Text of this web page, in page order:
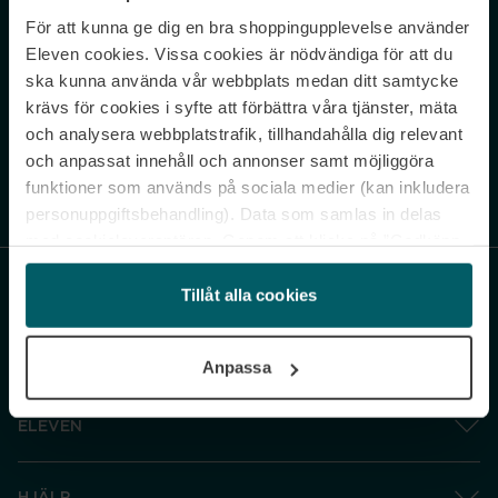
För att kunna ge dig en bra shoppingupplevelse använder
Eleven cookies. Vissa cookies är nödvändiga för att du
ska kunna använda vår webbplats medan ditt samtycke
krävs för cookies i syfte att förbättra våra tjänster, mäta
och analysera webbplatstrafik, tillhandahålla dig relevant
och anpassat innehåll och annonser samt möjliggöra
funktioner som används på sociala medier (kan inkludera
personuppgiftsbehandling). Data som samlas in delas
och gå vidare” accepterar du samtliga cookies medan du
under ”Inställningar” kan anpassa användningen av
cookies. Du kan återkalla ditt samtycke när som helst.
Tillåt alla cookies
Anpassa
Never miss a beat.
Sign up to our newsletter.
Genom att prenumerera accepterar du vår Integritetspolicy. Avprenumerera
ELEVEN